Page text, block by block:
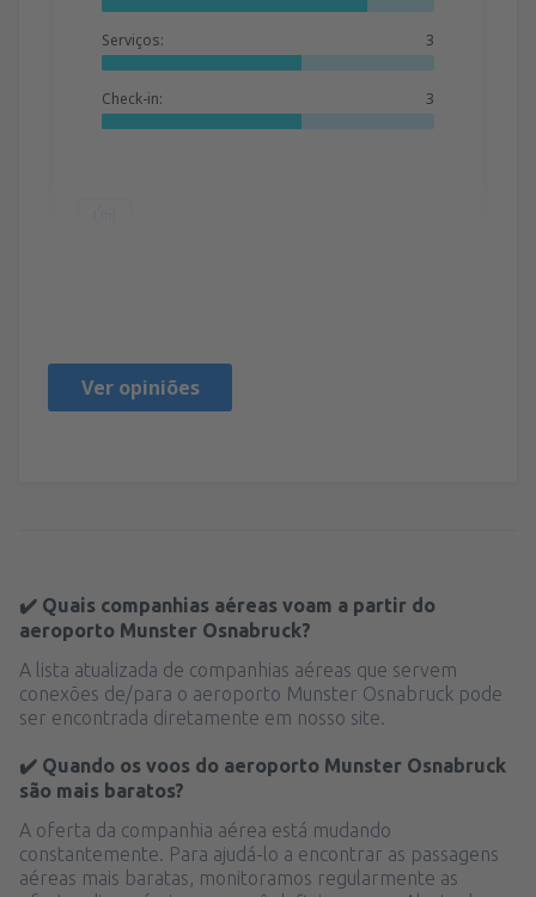
Serviços: 3
Check-in: 3
Ver opiniões
✔️ Quais companhias aéreas voam a partir do
aeroporto Munster Osnabruck?
A lista atualizada de companhias aéreas que servem
conexões de/para o aeroporto Munster Osnabruck pode
ser encontrada diretamente em nosso site.
✔️ Quando os voos do aeroporto Munster Osnabruck
são mais baratos?
A oferta da companhia aérea está mudando
constantemente. Para ajudá-lo a encontrar as passagens
aéreas mais baratas, monitoramos regularmente as